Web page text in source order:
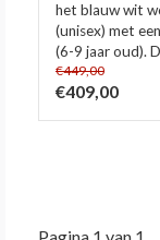
het blauw wit
(unisex) met
(6-9 jaar oud).
€449,00
€409,00
Pagina 1 van 1